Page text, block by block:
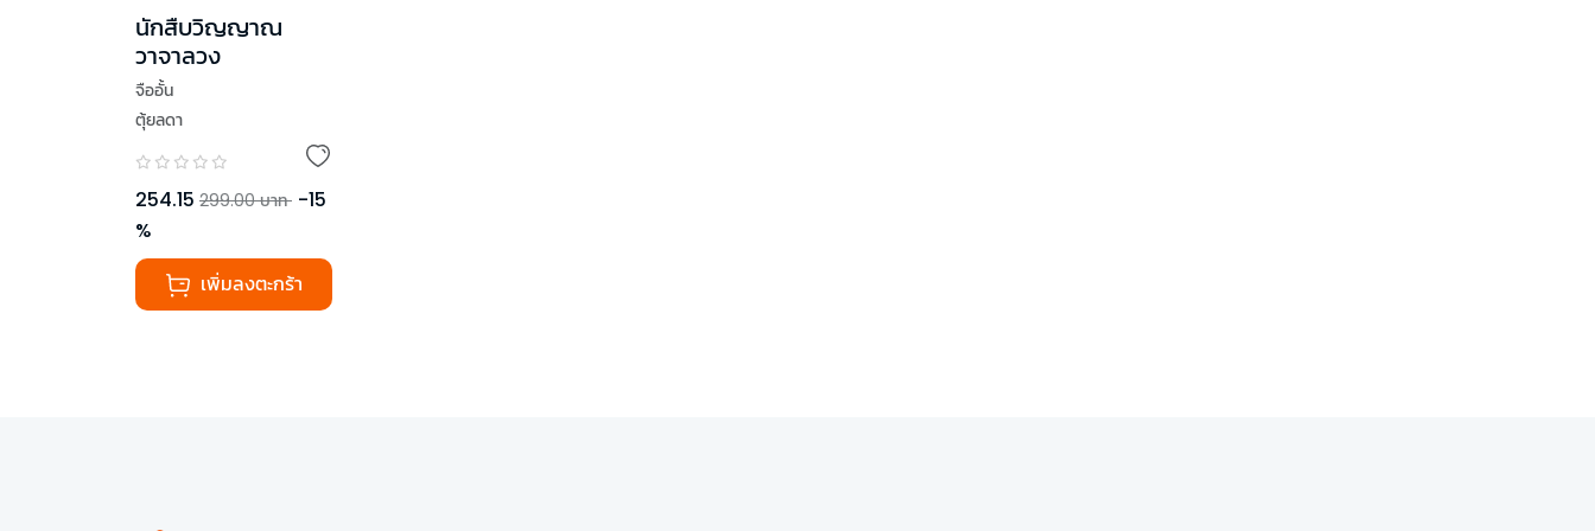
นักสืบวิญญาณ
วาจาลวง
จืออั้น
ตุ้ยลดา
254.15 299.00 บาท -15
%
เพิ่มลงตะกร้า